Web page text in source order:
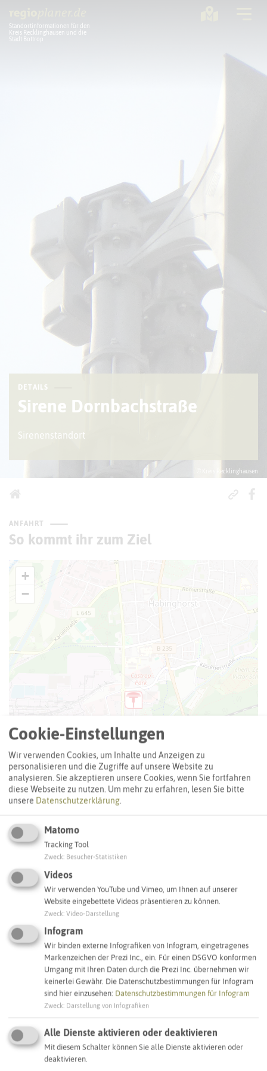
Standortinformationen für den
Kreis Recklinghausen und die
Stadt Bottrop
© Kreis Recklinghausen
DETAILS
Sirene Dornbachstraße
Sirenenstandort
ANFAHRT
So kommt ihr zum Ziel
+
−
Adresse:
Sirene Dornbachstraße
Dornbachstraße 15
44579 Castrop-Rauxel
Interaktive Karte
SCHLAGWORTE
So ordnen wir dieses Objekt ein
Sirenenstandorte Castrop-Rauxel
Cookie-Einstellungen
Wir verwenden Cookies, um Inhalte und Anzeigen zu
personalisieren und die Zugriffe auf unsere Website zu
analysieren. Sie akzeptieren unsere Cookies, wenn Sie fortfahren
diese Webseite zu nutzen. Um mehr zu erfahren, lesen Sie bitte
unsere Datenschutzerklärung.
Matomo
Tracking Tool
Zweck Besucher-Statistiken
Videos
Wir verwenden YouTube und Vimeo, um Ihnen auf unserer
Website eingebettete Videos präsentieren zu können.
Zweck Video-Darstellung
Infogram
Wir binden externe Infografiken von Infogram, eingetragenes
Markenzeichen der Prezi Inc., ein. Für einen DSGVO konformen
Umgang mit Ihren Daten durch die Prezi Inc. übernehmen wir
keinerlei Gewähr. Die Datenschutzbestimmungen für Infogram
sind hier einzusehen: Datenschutzbestimmungen für Infogram
Zweck Darstellung von Infografiken
Alle Dienste aktivieren oder deaktivieren
Mit diesem Schalter können Sie alle Dienste aktivieren oder
deaktivieren.